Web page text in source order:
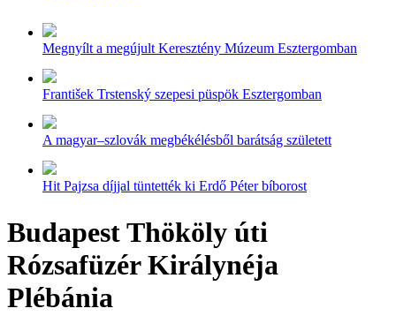
Megnyílt a megújult Keresztény Múzeum Esztergomban
František Trstenský szepesi püspök Esztergomban
A magyar–szlovák megbékélésből barátság született
Hit Pajzsa díjjal tüntették ki Erdő Péter bíborost
Budapest Thököly úti
Rózsafüzér Királynéja
Plébánia